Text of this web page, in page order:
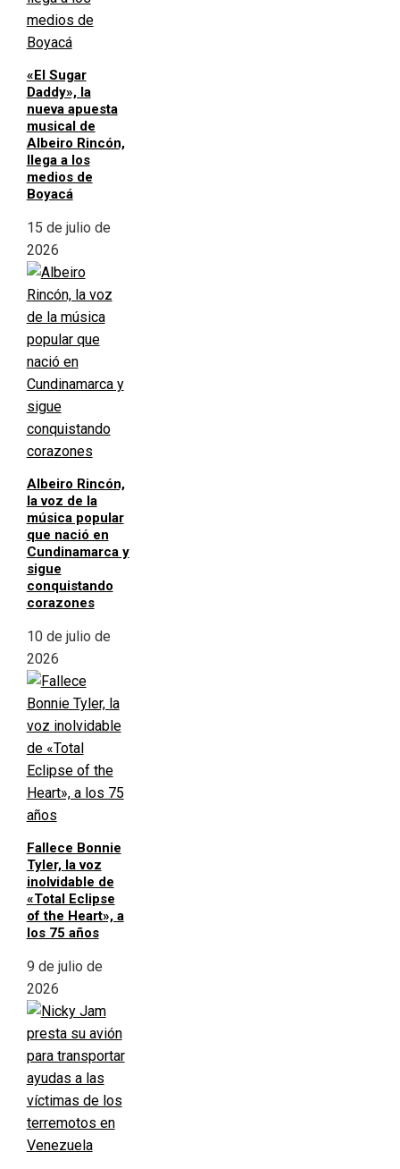
«El Sugar
Daddy», la
nueva apuesta
musical de
Albeiro Rincón,
llega a los
medios de
Boyacá
15 de julio de
2026
Albeiro Rincón,
la voz de la
música popular
que nació en
Cundinamarca y
sigue
conquistando
corazones
10 de julio de
2026
Fallece Bonnie
Tyler, la voz
inolvidable de
«Total Eclipse
of the Heart», a
los 75 años
9 de julio de
2026